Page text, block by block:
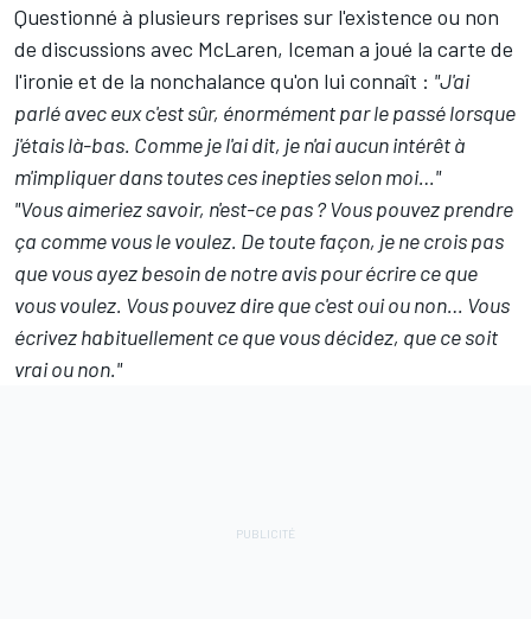
Questionné à plusieurs reprises sur l'existence ou non
de discussions avec McLaren, Iceman a joué la carte de
l'ironie et de la nonchalance qu'on lui connaît : "J'ai
parlé avec eux c'est sûr, énormément par le passé lorsque
j'étais là-bas. Comme je l'ai dit, je n'ai aucun intérêt à
m'impliquer dans toutes ces inepties selon moi…"
"Vous aimeriez savoir, n'est-ce pas ? Vous pouvez prendre
ça comme vous le voulez. De toute façon, je ne crois pas
que vous ayez besoin de notre avis pour écrire ce que
vous voulez. Vous pouvez dire que c'est oui ou non… Vous
écrivez habituellement ce que vous décidez, que ce soit
vrai ou non."